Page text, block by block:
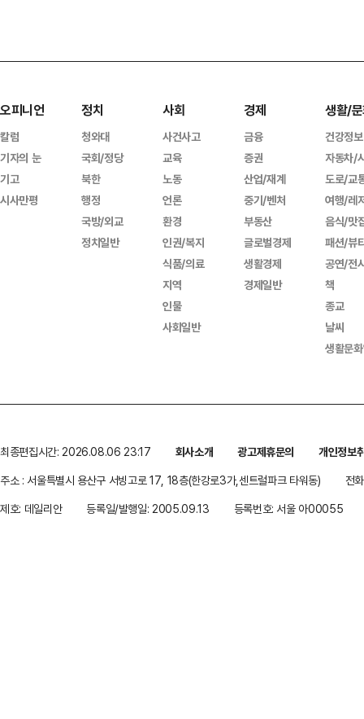
오피니언
칼럼
기자의 눈
기고
시사만평
정치
청와대
국회/정당
북한
행정
국방/외교
정치일반
사회
사건사고
교육
노동
언론
환경
인권/복지
식품/의료
지역
인물
사회일반
경제
금융
증권
산업/재계
중기/벤처
부동산
글로벌경제
생활경제
경제일반
생활/
건강정보
자동차/
도로/교
여행/레
음식/맛
패션/뷰
공연/전
책
종교
날씨
생활문
최종편집시간: 2026.08.06 23:17 회사소개 광고제휴문의
개인정보
주소 : 서울특별시 용산구 서빙고로 17, 18층(한강로3가,센트럴파크 타워동)
전
제호: 데일리안
등록일/발행일: 2005.09.13 등록번호: 서울 아00055